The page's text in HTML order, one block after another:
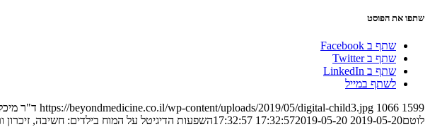
שתפו את הפוסט
שתף ב Facebook
שתף ב Twitter
שתף ב LinkedIn
לשתף במייל
https://beyondmedicine.co.il/wp-content/uploads/2019/05/digital-child3.jpg 1066 1599 ד"ר
לוטם2019-05-20 17:32:57
2019-05-20 17:32:57 השפעות הדיגיטל על המוח בילדים: חשיבה, זיכרון